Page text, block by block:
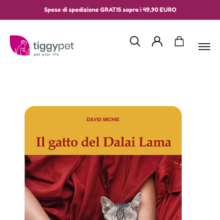
Spese di spedizione GRATIS sopra i 49,90 EURO